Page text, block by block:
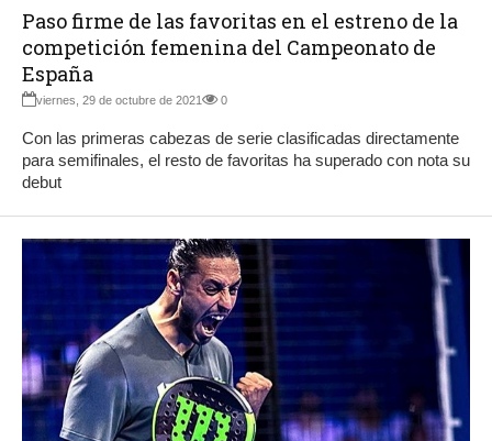
Paso firme de las favoritas en el estreno de la
competición femenina del Campeonato de
España
viernes, 29 de octubre de 2021 0
Con las primeras cabezas de serie clasificadas directamente
para semifinales, el resto de favoritas ha superado con nota su
debut